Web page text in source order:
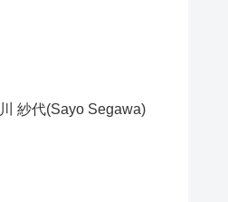
紗代(Sayo Segawa)